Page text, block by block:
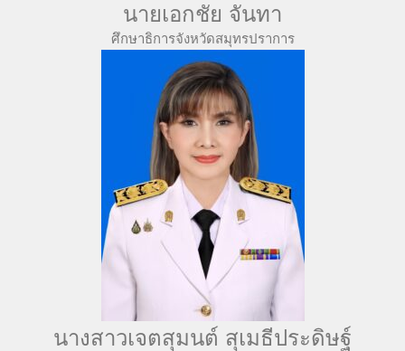
นายเอกชัย จันทา
ศึกษาธิการจังหวัดสมุทรปราการ
นางสาวเจตสุมนต์ สุเมธีประดิษฐ์